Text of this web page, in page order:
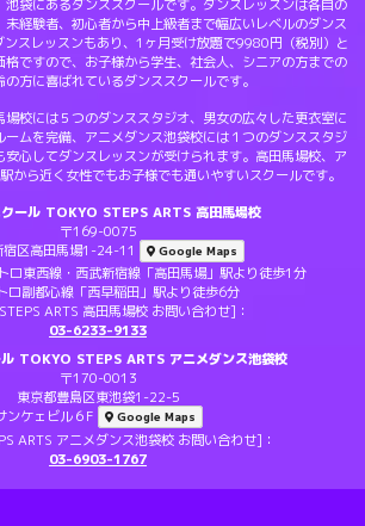
池袋にあるダンススクールです。ダンスレッスンは各自の
未経験者、初心者から中上級者まで幅広いレベルのダンス
ンスレッスンもあり、1ヶ月受け放題で9980円（税別）と
格ですので、お子様から学生、社会人、シニアの方までの
の方に喜ばれているダンススクールです。
校には５つのダンススタジオ、男女の広々した更衣室に
ムを完備、アニメダンス池袋校には１つのダンススタジ
心してダンスレッスンが受けられます。高田馬場校、ア
から近く女性でもお子様でも通いやすいスクールです。
ール TOKYO STEPS ARTS 高田馬場校
〒169-0075
宿区高田馬場1-24-11
Google Maps
ロ東西線・西武新宿線「高田馬場」駅より徒歩1分
ロ副都心線「西早稲田」駅より徒歩6分
ARTS 高田馬場校 お問い合わせ]：
03-6233-9133
TOKYO STEPS ARTS アニメダンス池袋校
〒170-0013
東京都豊島区東池袋1-22-5
ンケェビル６F
Google Maps
ARTS アニメダンス池袋校 お問い合わせ]：
03-6903-1767